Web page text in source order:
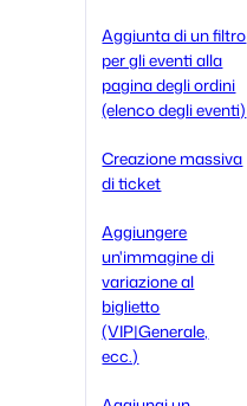
Aggiunta di un filtro
per gli eventi alla
pagina degli ordini
(elenco degli eventi)
Creazione massiva
di ticket
Aggiungere
un'immagine di
variazione al
biglietto
(VIP|Generale,
ecc.)